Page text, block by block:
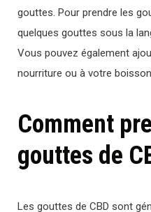
gouttes. Pour prendre les
quelques gouttes sous la
Vous pouvez également
nourriture ou à votre
Comment
gouttes de
Les gouttes de CBD sont